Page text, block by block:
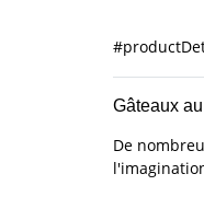
Gâteaux
De